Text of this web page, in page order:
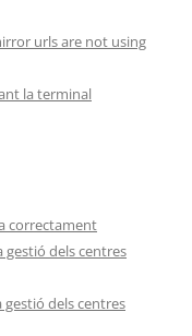
urls are not using
la terminal
correctament
gestió dels centres
gestió dels centres